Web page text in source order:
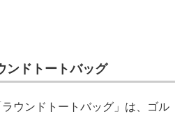
ンドトートバッグ
ウンドトートバッグ」は、ゴル